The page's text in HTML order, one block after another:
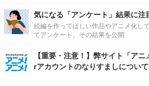
気になる「アンケート」結果に注
続編を作ってほしい作品やアニメ化し
てアンケート、その結果を公開
【重要・注意！】弊サイト「ア
rアカウントのなりすましについ